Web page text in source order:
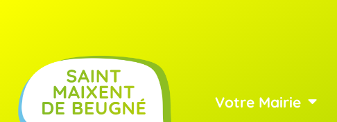
Votre Mairie